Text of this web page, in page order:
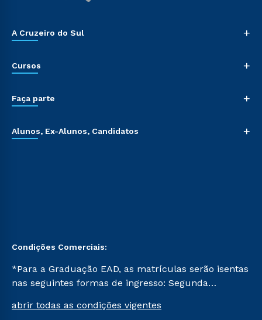
A Cruzeiro do Sul +
Cursos +
Faça parte +
Alunos, Ex-Alunos, Candidatos +
Condições Comerciais:
*Para a Graduação EAD, as matrículas serão isentas
nas seguintes formas de ingresso: Segunda
Já para as demais, a taxa de matrícula será de R$
abrir todas as condições vigentes